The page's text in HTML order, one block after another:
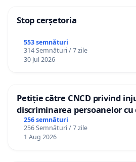
Stop cerșetoria
553 semnături
314 Semnături / 7 zile
30 Jul 2026
Petiție către CNCD privind
discriminarea persoanelor
către utilizatorul TikTok
256 semnături
256 Semnături / 7 zile
1 Aug 2026